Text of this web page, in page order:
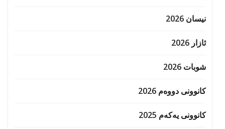
نیسان 2026
ئازار 2026
شوبات 2026
کانوونی دووەم 2026
کانوونی یەکەم 2025